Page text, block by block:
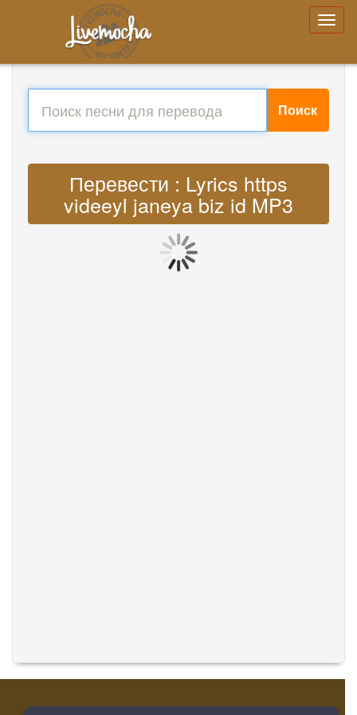
Поиск
Перевести : Lyrics https
videeyl janeya biz id MP3